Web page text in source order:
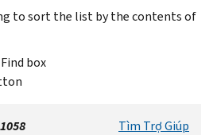
to sort the list by the contents of
box
Tìm Trợ Giúp